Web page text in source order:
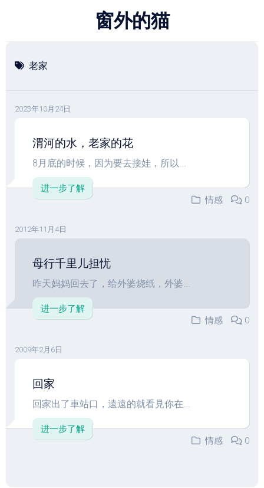
窗外的猫
老家
2023年10月24日
渭河的水，老家的花
8月底的时候，因为要去接娃，所以...
进一步了解
情感
0
2012年11月4日
母行千里儿担忧
昨天妈妈回去了，给外婆烧纸，外婆...
进一步了解
情感
0
2009年2月6日
回家
回家出了車站口，遠遠的就看見你在...
进一步了解
情感
0